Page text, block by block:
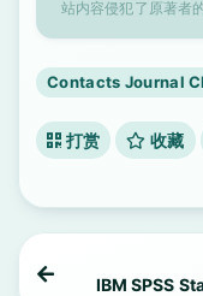
站内容侵犯了原著者
Contacts Journal
打赏 收藏
IBM SPSS